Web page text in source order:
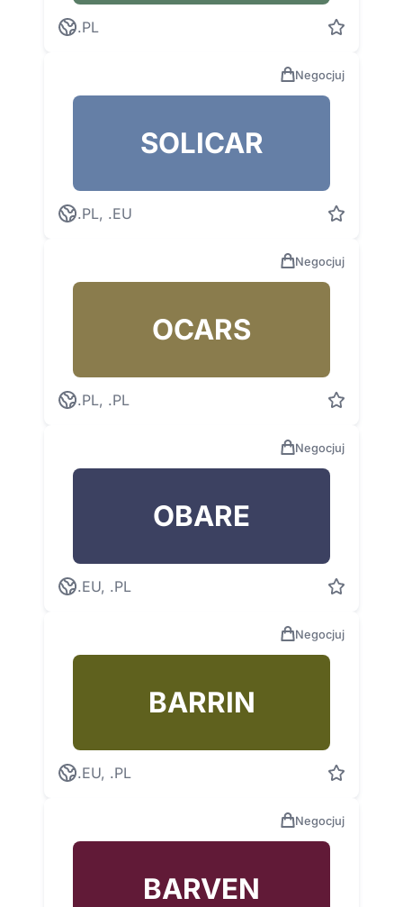
.PL
Negocjuj
SOLICAR
.PL, .EU
Negocjuj
OCARS
.PL, .PL
Negocjuj
OBARE
.EU, .PL
Negocjuj
BARRIN
.EU, .PL
Negocjuj
BARVEN